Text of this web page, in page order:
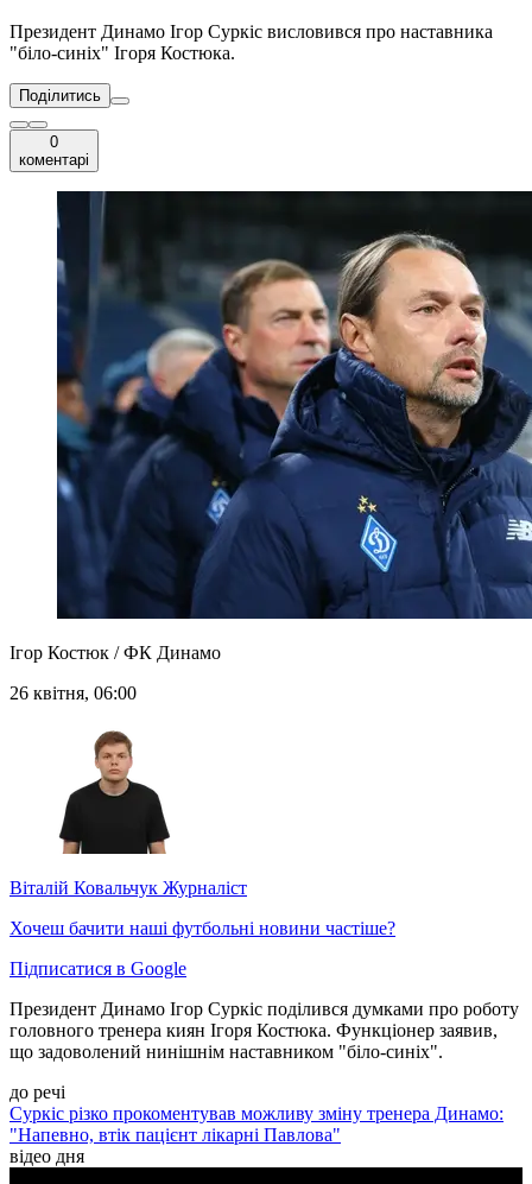
Президент Динамо Ігор Суркіс висловився про наставника
"біло-синіх" Ігоря Костюка.
Поділитись
0
коментарі
Ігор Костюк / ФК Динамо
26 квітня, 06:00
Віталій Ковальчук Журналіст
Хочеш бачити наші футбольні новини частіше?
Підписатися в Google
Президент Динамо Ігор Суркіс поділився думками про роботу
головного тренера киян Ігоря Костюка. Функціонер заявив,
що задоволений нинішнім наставником "біло-синіх".
до речі
Суркіс різко прокоментував можливу зміну тренера Динамо:
"Напевно, втік пацієнт лікарні Павлова"
відео дня